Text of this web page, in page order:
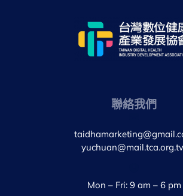
聯絡我們
Mon – Fri: 9 am – 6 pm